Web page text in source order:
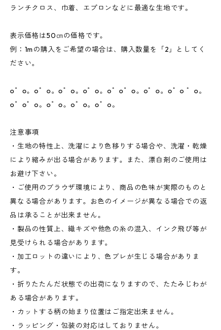
ランチクロス、巾着、エプロンなどに最適な生地です。
表示価格は50㎝の価格です。
例：1mの購入をご希望の場合は、購入数量を「2」としてく
ださい。
o゜o。o゜o。o゜o。o゜o。o゜o゜o。o゜o。o゜o ゜o。
o゜o゜o。o゜o。o゜o。o゜o。
注意事項
・生地の特性上、洗濯により色移りする場合や、洗濯・乾燥
により縮みが出る場合があります。また、漂白剤のご使用は
お避け下さい。
・ご使用のブラウザ環境により、商品の色味が実際のものと
異なる場合があります。お色のイメージが異なる場合での返
品は承ることが出来ません。
・製品の性質上、織キズや他色の糸の混入、インク飛び等が
見受けられる場合があります。
・加工ロットの違いにより、色ブレが生じる場合がありま
す。
・折りたたんだ状態での出荷になりますので、たたみじわが
ある場合があります。
・カットする柄の始まり位置はご指定出来ません。
・ラッピング・包装の対応はしておりません。